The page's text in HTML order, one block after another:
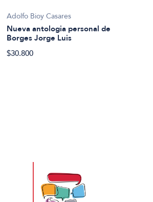
Adolfo Bioy Casares
Nueva antologia personal de
Borges Jorge Luis
$30.800